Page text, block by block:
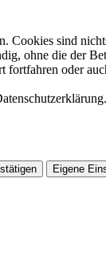
Cookies sind
ohne die der
fortfahren oder
Eigene